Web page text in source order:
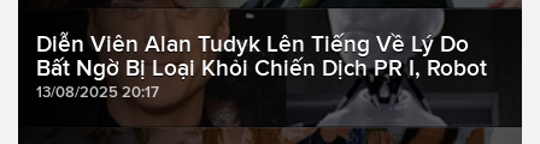
Diễn Viên Alan Tudyk Lên Tiếng Về Lý Do
Bất Ngờ Bị Loại Khỏi Chiến Dịch PR I, Robot
13/08/2025 20:17